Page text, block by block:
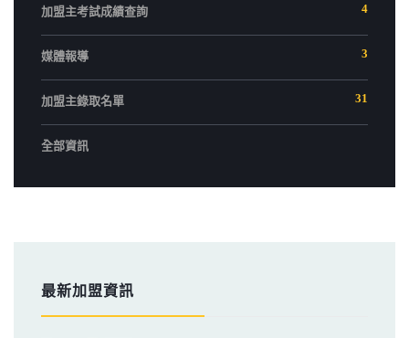
加盟主考試成績查詢 4
媒體報導 3
加盟主錄取名單 31
全部資訊
最新加盟資訊